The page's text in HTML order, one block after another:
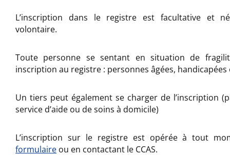
L’inscription dans le registre est facultative et
volontaire.
Toute personne se sentant en situation de
inscription au registre : personnes âgées, handicapées
Un tiers peut également se charger de l’inscription
service d’aide ou de soins à domicile)
L’inscription sur le registre est opérée à tout
formulaire ou en contactant le CCAS.